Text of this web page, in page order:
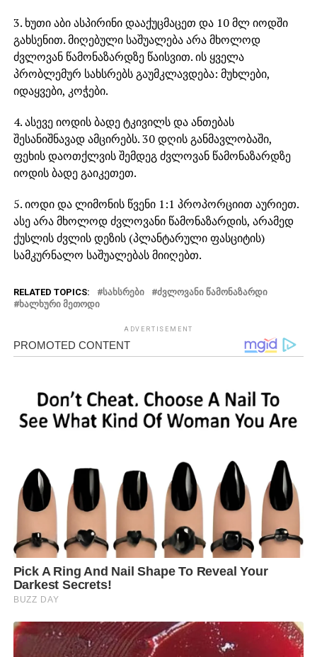
3. ხუთი აბი ასპირინი დააქუცმაცეთ და 10 მლ იოდში
გახსენით. მიღებული საშუალება არა მხოლოდ
ძვლოვან წამონაზარდზე წაისვით. ის ყველა
პრობლემურ სახსრებს გაუმკლავდება: მუხლები,
იდაყვები, კოჭები.
4. ასევე იოდის ბადე ტკივილს და ანთებას
შესანიშნავად ამცირებს. 30 დღის განმავლობაში,
ფეხის დაოთქლვის შემდეგ ძვლოვან წამონაზარდზე
იოდის ბადე გაიკეთეთ.
5. იოდი და ლიმონის წვენი 1:1 პროპორციით აურიეთ.
ასე არა მხოლოდ ძვლოვანი წამონაზარდის, არამედ
ქუსლის ძვლის დეზის (პლანტარული ფასციტის)
სამკურნალო საშუალებას მიიღებთ.
RELATED TOPICS: ᲡᲐᲮᲡᲠᲔᲑᲘ
ᲫᲕᲚᲝᲕᲐᲜᲘ ᲬᲐᲛᲝᲜᲐᲖᲐᲠᲓᲘ
ᲮᲐᲚᲮᲣᲠᲘ ᲛᲔᲗᲝᲓᲘ
ADVERTISEMENT